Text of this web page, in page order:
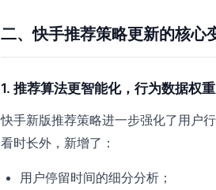
二、快手推荐策略更新的核心
1. 推荐算法更智能化，行为数据权
快手新版推荐策略进一步强化了用户
看时长外，新增了：
用户停留时间的细分分析；